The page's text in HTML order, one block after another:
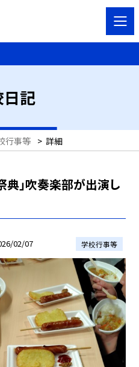
記
行事等 > 詳細
典」吹奏楽部が出演し
02/07 学校行事等